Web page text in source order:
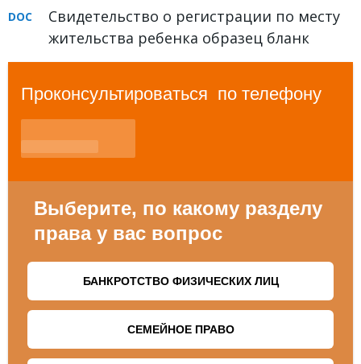
Свидетельство о регистрации по месту
жительства ребенка образец бланк